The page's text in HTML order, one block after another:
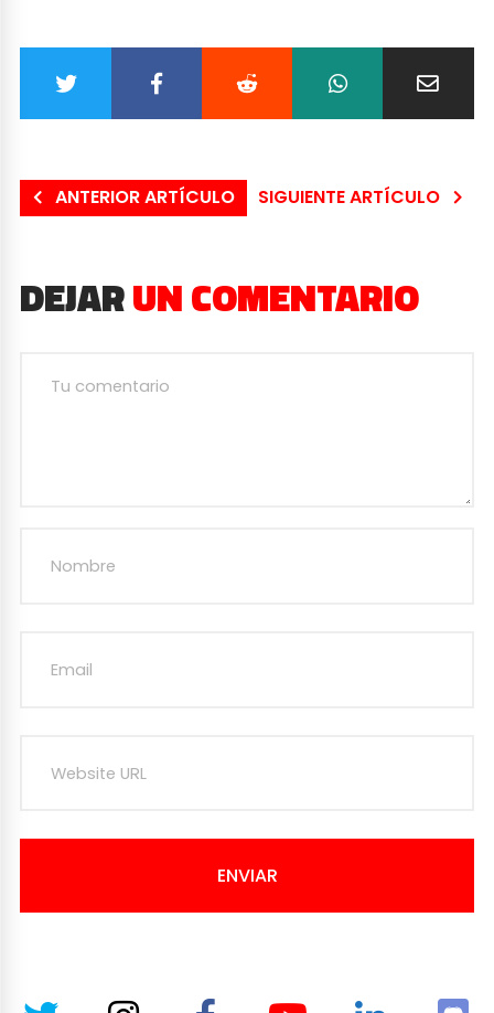
ANTERIOR ARTÍCULO SIGUIENTE ARTÍCULO
DEJARUN COMENTARIO
ENVIAR